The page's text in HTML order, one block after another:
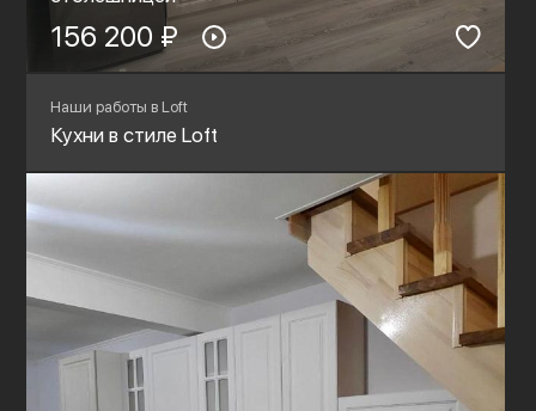
156 200 ₽
Наши работы в Loft
Кухни в стиле Loft